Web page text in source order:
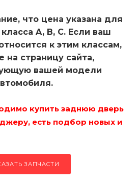
что цена указана для
A, B, C. Если ваш
к этим классам,
на страницу сайта,
вашей модели
купить заднюю дверь
есть подбор новых и
ЗАПЧАСТИ